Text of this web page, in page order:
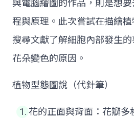
與電腦繪圖的作品，則是想
程與原理。此次嘗試在描繪
搜尋文獻了解細胞內部發生
花朵變色的原因。
植物型態圖說（代針筆）
花的正面與背面：花瓣多